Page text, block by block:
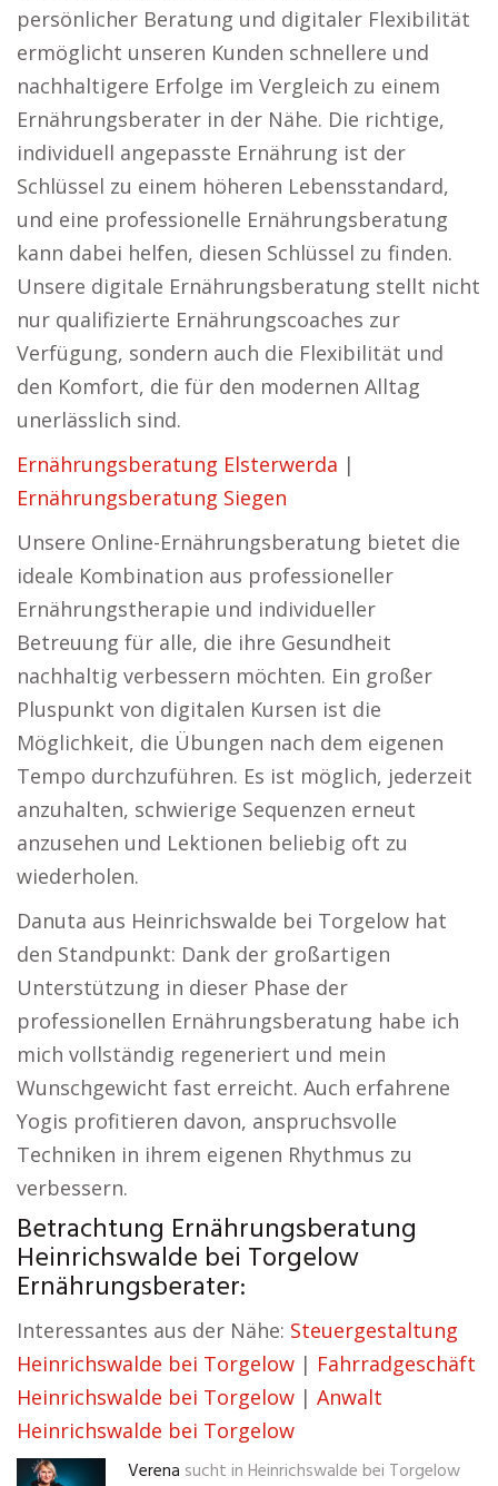
persönlicher Beratung und digitaler Flexibilität
ermöglicht unseren Kunden schnellere und
nachhaltigere Erfolge im Vergleich zu einem
Ernährungsberater in der Nähe. Die richtige,
individuell angepasste Ernährung ist der
Schlüssel zu einem höheren Lebensstandard,
und eine professionelle Ernährungsberatung
kann dabei helfen, diesen Schlüssel zu finden.
Unsere digitale Ernährungsberatung stellt nicht
nur qualifizierte Ernährungscoaches zur
Verfügung, sondern auch die Flexibilität und
den Komfort, die für den modernen Alltag
unerlässlich sind.
Ernährungsberatung Elsterwerda |
Ernährungsberatung Siegen
Unsere Online-Ernährungsberatung bietet die
ideale Kombination aus professioneller
Ernährungstherapie und individueller
Betreuung für alle, die ihre Gesundheit
nachhaltig verbessern möchten. Ein großer
Pluspunkt von digitalen Kursen ist die
Möglichkeit, die Übungen nach dem eigenen
Tempo durchzuführen. Es ist möglich, jederzeit
anzuhalten, schwierige Sequenzen erneut
anzusehen und Lektionen beliebig oft zu
wiederholen.
Danuta aus Heinrichswalde bei Torgelow hat
den Standpunkt: Dank der großartigen
Unterstützung in dieser Phase der
professionellen Ernährungsberatung habe ich
mich vollständig regeneriert und mein
Wunschgewicht fast erreicht. Auch erfahrene
Yogis profitieren davon, anspruchsvolle
Techniken in ihrem eigenen Rhythmus zu
verbessern.
Betrachtung Ernährungsberatung
Heinrichswalde bei Torgelow
Ernährungsberater:
Interessantes aus der Nähe: Steuergestaltung
Heinrichswalde bei Torgelow | Fahrradgeschäft
Heinrichswalde bei Torgelow | Anwalt
Heinrichswalde bei Torgelow
Verena sucht in Heinrichswalde bei Torgelow